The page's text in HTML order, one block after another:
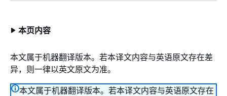
本页内容
本文属于机器翻译版本。若本译文内容与英语原文存在差
异，则一律以英文原文为准。
本文属于机器翻译版本。若本译文内容与英语原文存在